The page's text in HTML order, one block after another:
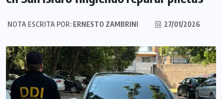
NOTA ESCRITA POR:ERNESTO ZAMBRINI 27/01/2026